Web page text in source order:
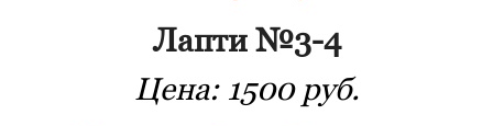
Лапти №3-4
Цена: 1500 руб.